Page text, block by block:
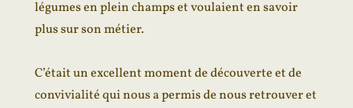
légumes en plein champs et voulaient en savoir
plus sur son métier.
C’était un excellent moment de découverte et de
convivialité qui nous a permis de nous retrouver et